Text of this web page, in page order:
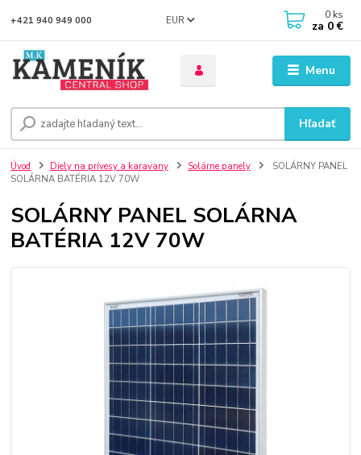
Menu
EUR
Hľadať
+421 940 949 000 0 ks
za 0 €
Úvod Diely na prívesy a karavany Solárne panely
SOLÁRNY PANEL
SOLÁRNA BATÉRIA 12V 70W
SOLÁRNY PANEL SOLÁRNA
BATÉRIA 12V 70W